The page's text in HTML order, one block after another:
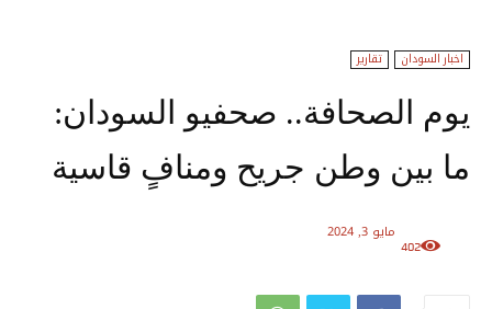
اخبار السودان تقارير
يوم الصحافة.. صحفيو السودان:
ما بين وطن جريح ومنافٍ قاسية
مايو 3, 2024
402